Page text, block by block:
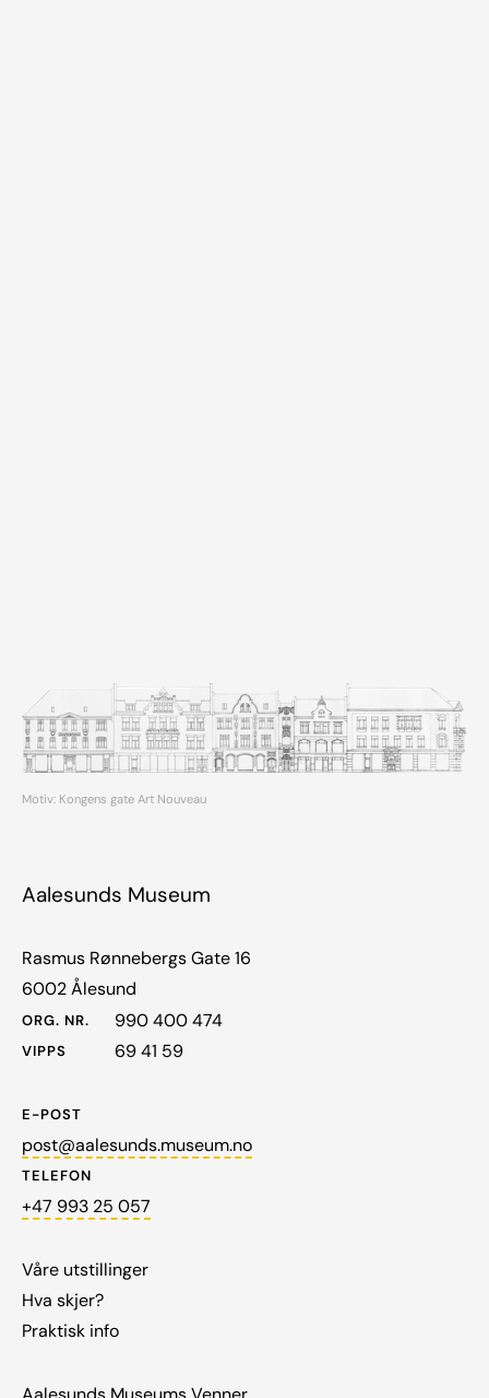
Motiv: Kongens gate Art Nouveau
Aalesunds Museum
Rasmus Rønnebergs Gate 16
6002 Ålesund
ORG. NR. 990 400 474
VIPPS 69 41 59
E-POST
post@aalesunds.museum.no
TELEFON
+47 993 25 057
Våre utstillinger
Hva skjer?
Praktisk info